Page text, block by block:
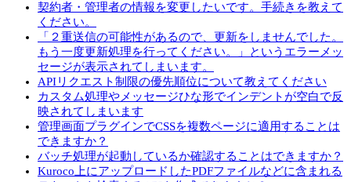
契約者・管理者の情報を変更したいです。手続きを教えて
ください。
「２重送信の可能性があるので、更新をしませんでした。
もう一度更新処理を行ってください。」というエラーメッ
セージが表示されてしまいます。
APIリクエスト制限の優先順位について教えてください
カスタム処理やメッセージひな形でインデントが空白で反
映されてしまいます
管理画面プラグインでCSSを複数ページに適用することは
できますか？
バッチ処理が起動しているか確認することはできますか？
Kuroco上にアップロードしたPDFファイルなどに含まれる